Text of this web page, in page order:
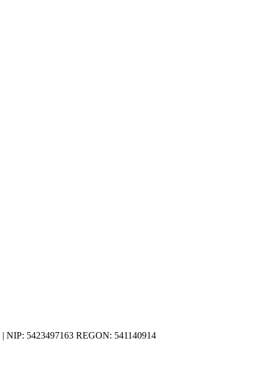
| NIP: 5423497163 REGON: 541140914